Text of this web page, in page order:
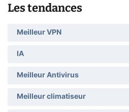
Les tendances
Meilleur VPN
IA
Meilleur Antivirus
Meilleur climatiseur